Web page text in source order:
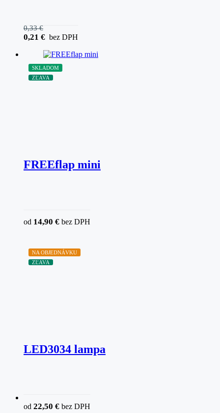
0,33€
0,21 € bez DPH
SKLADOM
ZĽAVA
FREEflap mini
od 14,90 € bez DPH
NA OBJEDNÁVKU
ZĽAVA
LED3034 lampa
od 22,50 € bez DPH